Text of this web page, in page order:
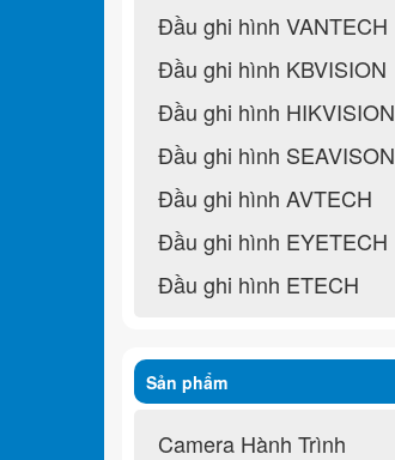
Đầu ghi hình VANTECH
Đầu ghi hình KBVISION
Đầu ghi hình HIKVISION
Đầu ghi hình SEAVISON
Đầu ghi hình AVTECH
Đầu ghi hình EYETECH
Đầu ghi hình ETECH
Sản phẩm
Camera Hành Trình